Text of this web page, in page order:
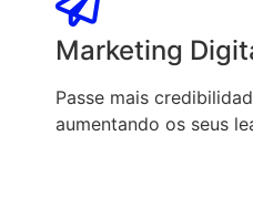
Marketing
Passe mais
aumentando os seus